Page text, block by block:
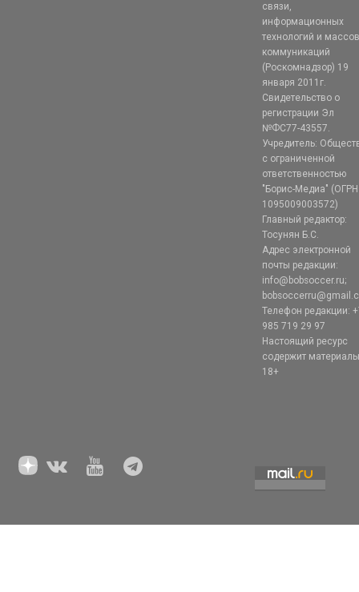
связи,
информационных
технологий и
коммуникаций
(Роскомнадзор) 19
января 2011г.
Свидетельство о
регистрации Эл
№ФС77-43557.
Учредитель:
с ограниченной
ответственностью
"Борис-Медиа" (ОГРН
1095009003572)
Главный редактор:
Тосунян Б.С.
Адрес электронной
почты редакции:
info@bobsoccer.ru;
Телефон редакции:
985 719 29 97
Настоящий ресурс
содержит
18+